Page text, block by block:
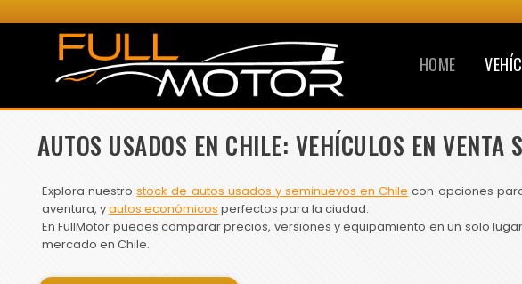
HOME
AUTOS USADOS EN CHILE: VEHÍCULOS EN VENTA
Explora nuestrostock de autos usados y seminuevos en Chile con opciones
aventura, yautos económicos perfectos para la ciudad.
En FullMotor puedes comparar precios, versiones y equipamiento en un solo
mercado en Chile.